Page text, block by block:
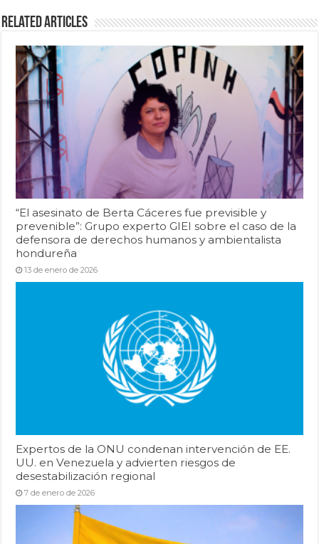
Related Articles
“El asesinato de Berta Cáceres fue previsible y
prevenible”: Grupo experto GIEI sobre el caso de la
defensora de derechos humanos y ambientalista
hondureña
13 de enero de 2026
Expertos de la ONU condenan intervención de EE.
UU. en Venezuela y advierten riesgos de
desestabilización regional
7 de enero de 2026